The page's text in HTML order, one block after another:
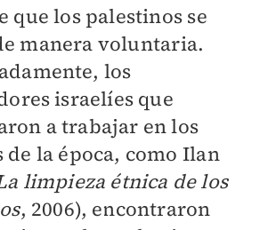
que los palestinos se
manera voluntaria.
los
israelíes que
a trabajar en los
de la época, como Ilan
limpieza étnica de los
, 2006), encontraron